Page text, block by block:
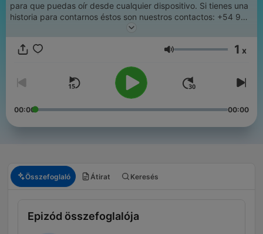
para que puedas oír desde cualquier dispositivo. Si tienes una
historia para contarnos éstos son nuestros contactos: +54 9
223 6155802 (Whatsapp Producción) // @martesdemisterio
Hangerő 1 x
00:00 00:00
Összefoglaló Átirat Keresés
Epizód összefoglalója